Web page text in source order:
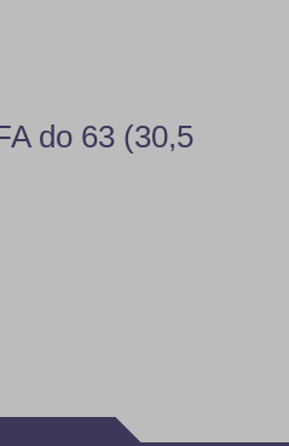
do 63 (30,5